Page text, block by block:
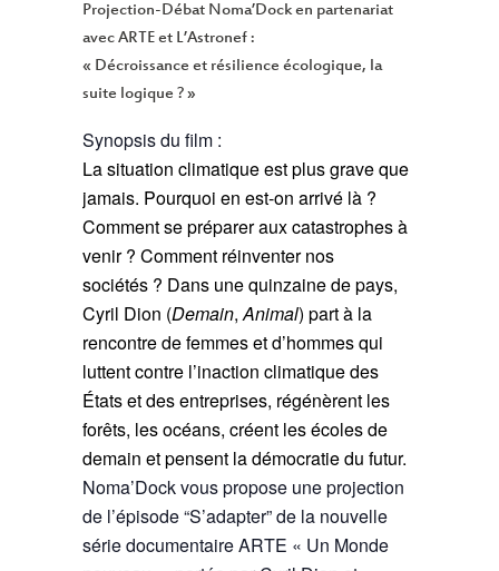
Projection-Débat Noma’Dock en partenariat
avec ARTE et L’Astronef :
« Décroissance et résilience écologique, la
suite logique ? »
Synopsis du film :
La situation climatique est plus grave que
jamais. Pourquoi en est-on arrivé là ?
Comment se préparer aux catastrophes à
venir ? Comment réinventer nos
sociétés ? Dans une quinzaine de pays,
Cyril Dion (Demain,Animal) part à la
rencontre de femmes et d’hommes qui
luttent contre l’inaction climatique des
États et des entreprises, régénèrent les
forêts, les océans, créent les écoles de
demain et pensent la démocratie du futur.
Noma’Dock vous propose une projection
de l’épisode “S’adapter” de la nouvelle
série documentaire ARTE « Un Monde